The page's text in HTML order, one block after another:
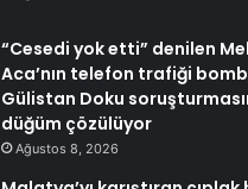
“Cesedi yok etti” denilen
Aca’nın telefon trafiği
Gülistan Doku
düğüm çözülüyor
Ağustos 8, 2026